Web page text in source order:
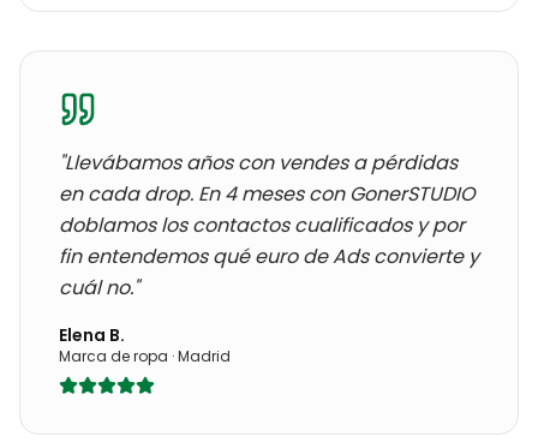
"Llevábamos años con vendes a pérdidas
en cada drop. En 4 meses con GonerSTUDIO
doblamos los contactos cualificados y por
fin entendemos qué euro de Ads convierte y
cuál no."
Elena B.
Marca de ropa ·Madrid